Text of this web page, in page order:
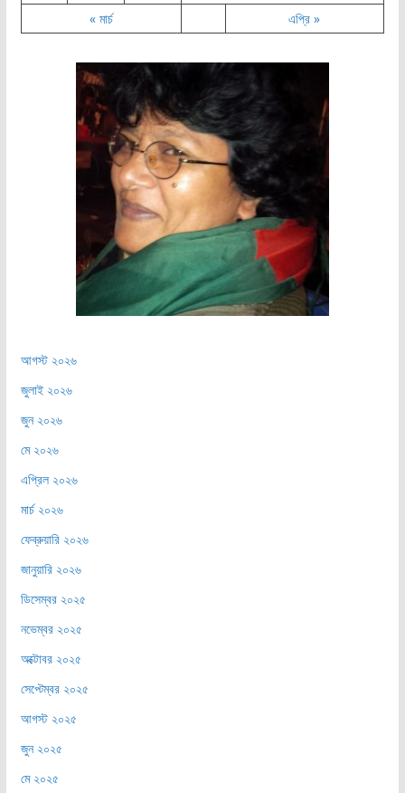
« মার্চ এপ্রি »
আগস্ট ২০২৬
জুলাই ২০২৬
জুন ২০২৬
মে ২০২৬
এপ্রিল ২০২৬
মার্চ ২০২৬
ফেব্রুয়ারি ২০২৬
জানুয়ারি ২০২৬
ডিসেম্বর ২০২৫
নভেম্বর ২০২৫
অক্টোবর ২০২৫
সেপ্টেম্বর ২০২৫
আগস্ট ২০২৫
জুন ২০২৫
মে ২০২৫